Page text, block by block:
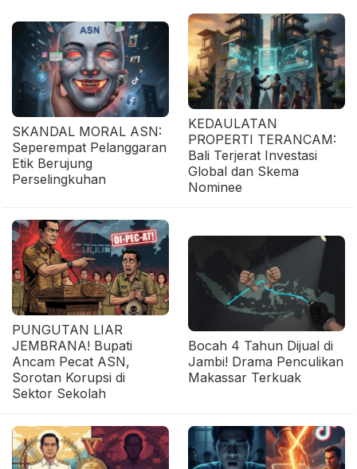
SKANDAL MORAL ASN:
Seperempat Pelanggaran
Etik Berujung
Perselingkuhan
KEDAULATAN
PROPERTI TERANCAM:
Bali Terjerat Investasi
Global dan Skema
Nominee
PUNGUTAN LIAR
JEMBRANA! Bupati
Ancam Pecat ASN,
Sorotan Korupsi di
Sektor Sekolah
Bocah 4 Tahun Dijual di
Jambi! Drama Penculikan
Makassar Terkuak